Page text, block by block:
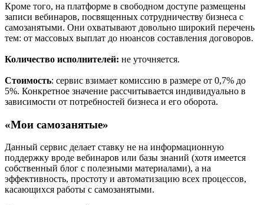
Кроме того, на платформе в свободном доступе размещены
записи вебинаров, посвященных сотрудничеству бизнеса с
самозанятыми. Они охватывают довольно широкий перечень
тем: от массовых выплат до нюансов составления договоров.
Количество исполнителей: не уточняется.
Стоимость: сервис взимает комиссию в размере от 0,7% до
5%. Конкретное значение рассчитывается индивидуально в
зависимости от потребностей бизнеса и его оборота.
«Мои самозанятые»
Данный сервис делает ставку не на информационную
поддержку вроде вебинаров или базы знаний (хотя имеется
собственный блог с полезными материалами), а на
эффективность, простоту и автоматизацию всех процессов,
касающихся работы с самозанятыми.